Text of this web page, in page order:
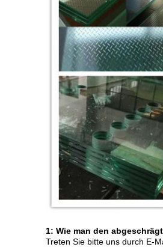
1: Wie man den
Treten Sie bitte uns durch E-